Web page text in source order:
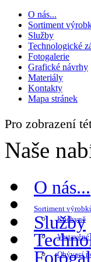
O nás...
Sortiment
Služby
Technologické
Fotogalerie
Grafické návrhy
Materiály
Kontakty
Mapa stránek
Pro zobrazení
Naše
O nás...
Sortiment
Kuchyně
Obývací
Služby